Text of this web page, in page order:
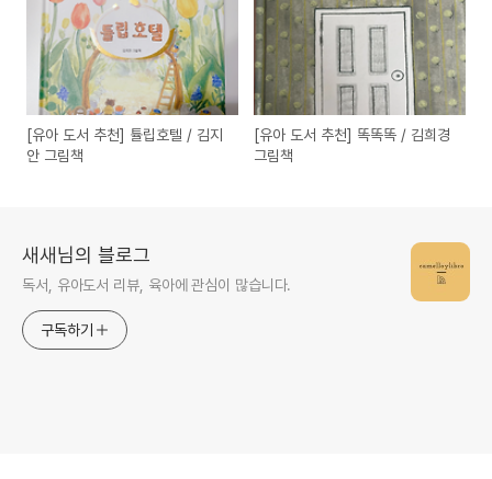
[유아 도서 추천] 튤립호텔 / 김지
안 그림책
[유아 도서 추천] 똑똑똑 / 김희경
그림책
새새님의 블로그
독서, 유아도서 리뷰, 육아에 관심이 많습니다.
구독하기